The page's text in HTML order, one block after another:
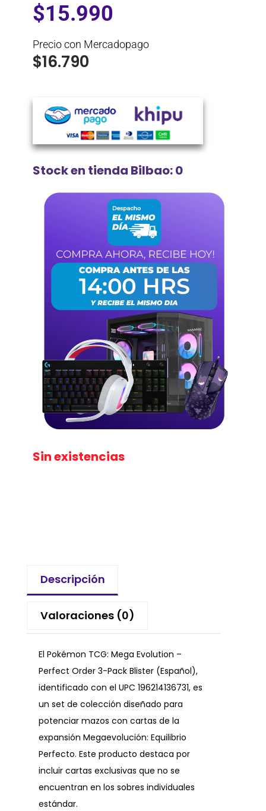
$15.990
Precio con Mercadopago
$16.790
Stock en tienda Bilbao: 0
Sin existencias
Descripción
Valoraciones (0)
El Pokémon TCG: Mega Evolution –
Perfect Order 3-Pack Blister (Español),
identificado con el UPC 196214136731, es
un set de colección diseñado para
potenciar mazos con cartas de la
expansión Megaevolución: Equilibrio
Perfecto. Este producto destaca por
incluir cartas exclusivas que no se
encuentran en los sobres individuales
estándar.